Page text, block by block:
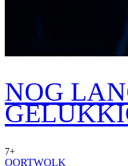
NOG
7+
OORTWOLK